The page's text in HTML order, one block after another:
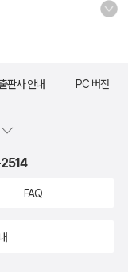
출판사 안내 PC 버전
FAQ